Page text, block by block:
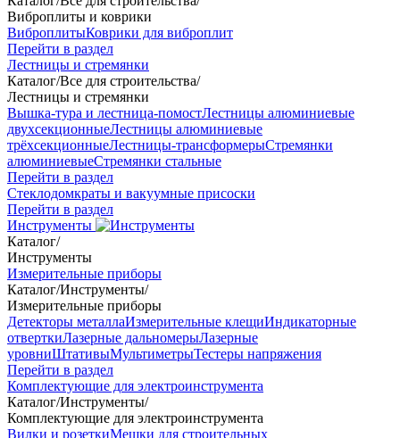
Виброплиты и коврики
ВиброплитыКоврики для виброплит
Перейти в раздел
Лестницы и стремянки
Каталог/Все для строительства/
Лестницы и стремянки
Вышка-тура и лестница-помостЛестницы алюминиевые
двухсекционныеЛестницы алюминиевые
трёхсекционныеЛестницы-трансформерыСтремянки
алюминиевыеСтремянки стальные
Перейти в раздел
Стеклодомкраты и вакуумные присоски
Перейти в раздел
Инструменты
Каталог/
Инструменты
Измерительные приборы
Каталог/Инструменты/
Измерительные приборы
Детекторы металлаИзмерительные клещиИндикаторные
отверткиЛазерные дальномерыЛазерные
уровниШтативыМультиметрыТестеры напряжения
Перейти в раздел
Комплектующие для электроинструмента
Каталог/Инструменты/
Комплектующие для электроинструмента
Вилки и розеткиМешки для строительных